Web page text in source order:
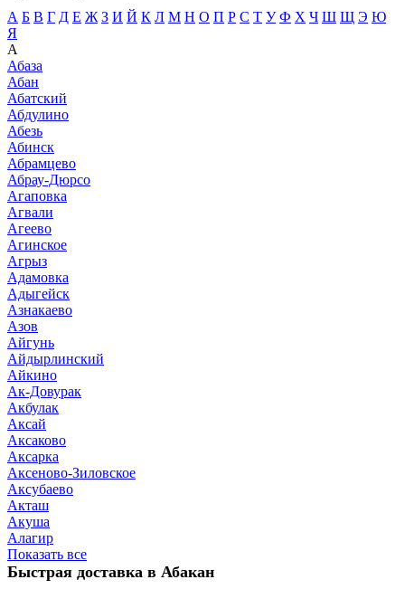
А Б В Г Д Е Ж З И Й К Л М Н О П Р С Т У Ф Х Ч Ш Щ Э Ю
Я
А
Абаза
Абан
Абатский
Абдулино
Абезь
Абинск
Абрамцево
Абрау-Дюрсо
Агаповка
Агвали
Агеево
Агинское
Агрыз
Адамовка
Адыгейск
Азнакаево
Азов
Айгунь
Айдырлинский
Айкино
Ак-Довурак
Акбулак
Аксай
Аксаково
Аксарка
Аксеново-Зиловское
Аксубаево
Акташ
Акуша
Алагир
Показать все
Быстрая доставка в Абакан